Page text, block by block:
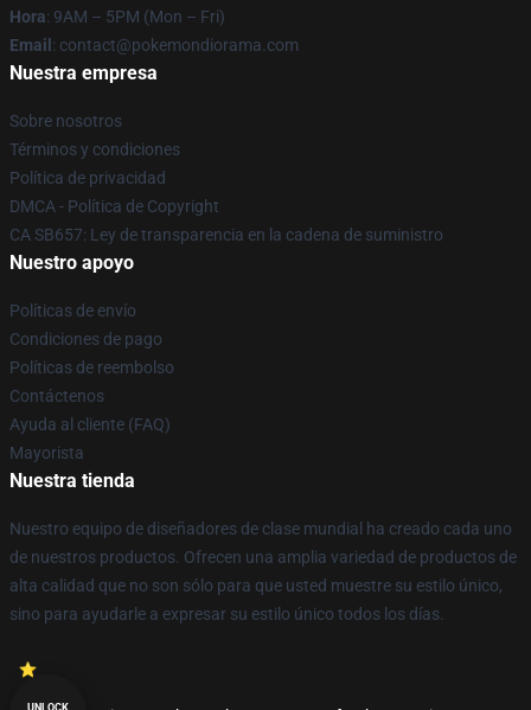
Hora: 9AM – 5PM (Mon – Fri)
Email : contact@pokemondiorama.com
Nuestra empresa
Sobre nosotros
Términos y condiciones
Política de privacidad
DMCA - Política de Copyright
CA SB657: Ley de transparencia en la cadena de suministro
Nuestro apoyo
Políticas de envío
Condiciones de pago
Políticas de reembolso
Contáctenos
Ayuda al cliente (FAQ)
Mayorista
Nuestra tienda
Nuestro equipo de diseñadores de clase mundial ha creado cada uno
de nuestros productos. Ofrecen una amplia variedad de productos de
alta calidad que no son sólo para que usted muestre su estilo único,
sino para ayudarle a expresar su estilo único todos los días.
UNLOCK